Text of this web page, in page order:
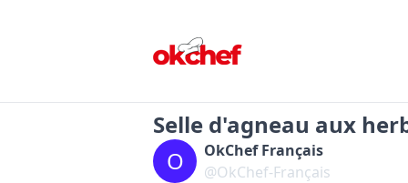
Selle d'agneau aux
O
OkChef Français
@OkChef-Français